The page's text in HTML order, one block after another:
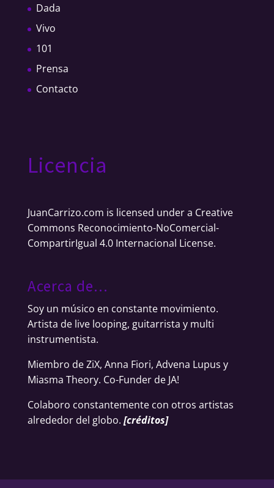
Dada
Vivo
101
Prensa
Contacto
Licencia
JuanCarrizo.com is licensed under a Creative
Commons Reconocimiento-NoComercial-
CompartirIgual 4.0 Internacional License.
Acerca de…
Soy un músico en constante movimiento.
Artista de live looping, guitarrista y multi
instrumentista.
Miembro de ZiX, Anna Fiori, Advena Lupus y
Miasma Theory. Co-Funder de JA!
Colaboro constantemente con otros artistas
alrededor del globo. [créditos]